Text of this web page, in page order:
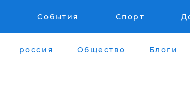
События Спорт
россия Общество Блоги